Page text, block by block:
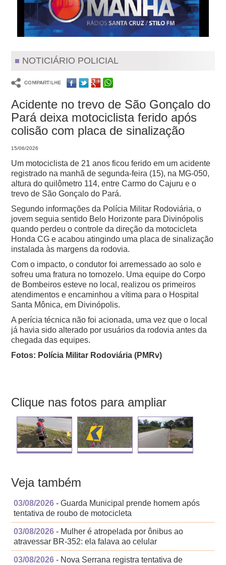
NOTICIÁRIO POLICIAL
Acidente no trevo de São Gonçalo do
Pará deixa motociclista ferido após
colisão com placa de sinalização
15/06/2026
Um motociclista de 21 anos ficou ferido em um acidente
registrado na manhã de segunda-feira (15), na MG-050,
altura do quilômetro 114, entre Carmo do Cajuru e o
trevo de São Gonçalo do Pará.
Segundo informações da Polícia Militar Rodoviária, o
jovem seguia sentido Belo Horizonte para Divinópolis
quando perdeu o controle da direção da motocicleta
Honda CG e acabou atingindo uma placa de sinalização
instalada às margens da rodovia.
Com o impacto, o condutor foi arremessado ao solo e
sofreu uma fratura no tornozelo. Uma equipe do Corpo
de Bombeiros esteve no local, realizou os primeiros
atendimentos e encaminhou a vítima para o Hospital
Santa Mônica, em Divinópolis.
A perícia técnica não foi acionada, uma vez que o local
já havia sido alterado por usuários da rodovia antes da
chegada das equipes.
Fotos: Polícia Militar Rodoviária (PMRv)
Clique nas fotos para ampliar
Veja também
03/08/2026 - Guarda Municipal prende homem após
tentativa de roubo de motocicleta
03/08/2026 - Mulher é atropelada por ônibus ao
atravessar BR-352: ela falava ao celular
03/08/2026 - Nova Serrana registra tentativa de